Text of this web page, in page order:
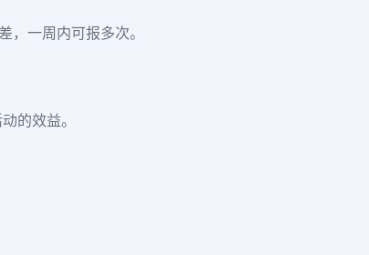
一周内可报多次。
的效益。